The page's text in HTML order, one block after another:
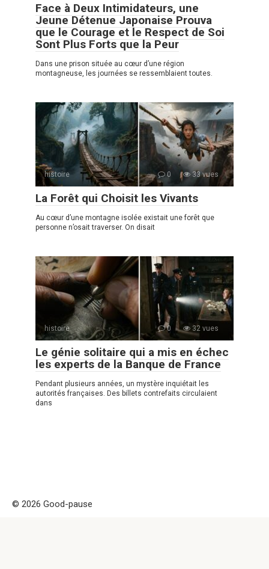
Face à Deux Intimidateurs, une
Jeune Détenue Japonaise Prouva
que le Courage et le Respect de Soi
Sont Plus Forts que la Peur
Dans une prison située au cœur d’une région
montagneuse, les journées se ressemblaient toutes.
histoire 0 33 vues
La Forêt qui Choisit les Vivants
Au cœur d’une montagne isolée existait une forêt que
personne n’osait traverser. On disait
histoire 0 32 vues
Le génie solitaire qui a mis en échec
les experts de la Banque de France
Pendant plusieurs années, un mystère inquiétait les
autorités françaises. Des billets contrefaits circulaient
dans
© 2026 Good-pause